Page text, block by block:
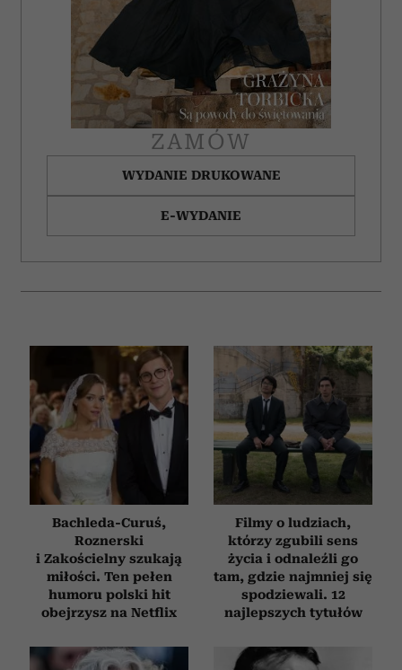
ZAMÓW
WYDANIE DRUKOWANE
E-WYDANIE
Bachleda-Curuś,
Roznerski
i Zakościelny szukają
miłości. Ten pełen
humoru polski hit
obejrzysz na Netflix
Filmy o ludziach,
którzy zgubili sens
życia i odnaleźli go
tam, gdzie najmniej się
spodziewali. 12
najlepszych tytułów